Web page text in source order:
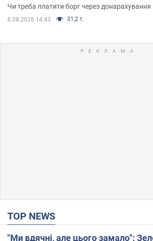
Чи треба платити борг через донарахування
8.08.2026 14:43 31,2 т.
TOP NEWS
"Ми вдячні, але цього замало":